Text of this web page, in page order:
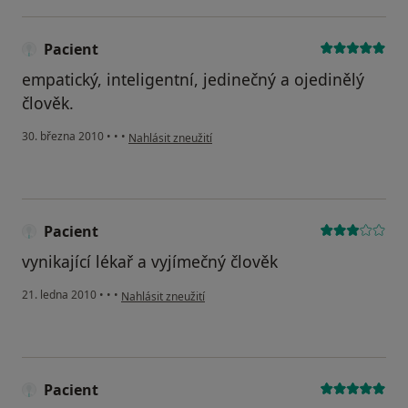
Pacient
empatický, inteligentní, jedinečný a ojedinělý
člověk.
30. března 2010 • • • podle názoru uživatele Pacient
Nahlásit zneužití
Pacient
vynikající lékař a vyjímečný člověk
21. ledna 2010 • • • podle názoru uživatele Pacient
Nahlásit zneužití
Pacient